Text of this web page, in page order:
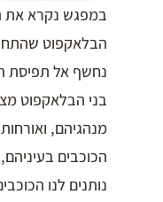
במפגש נקרא את
הבלאקפוט
נחשף אל תפיסת
בני הבלאקפוט
מנהגיהם, ואורחות
הכוכבים
נותנים לנו